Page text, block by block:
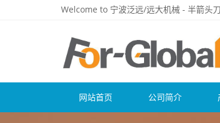
Welcome to 宁波泛远/远大机械 - 半箭头
网站首页 公司简介